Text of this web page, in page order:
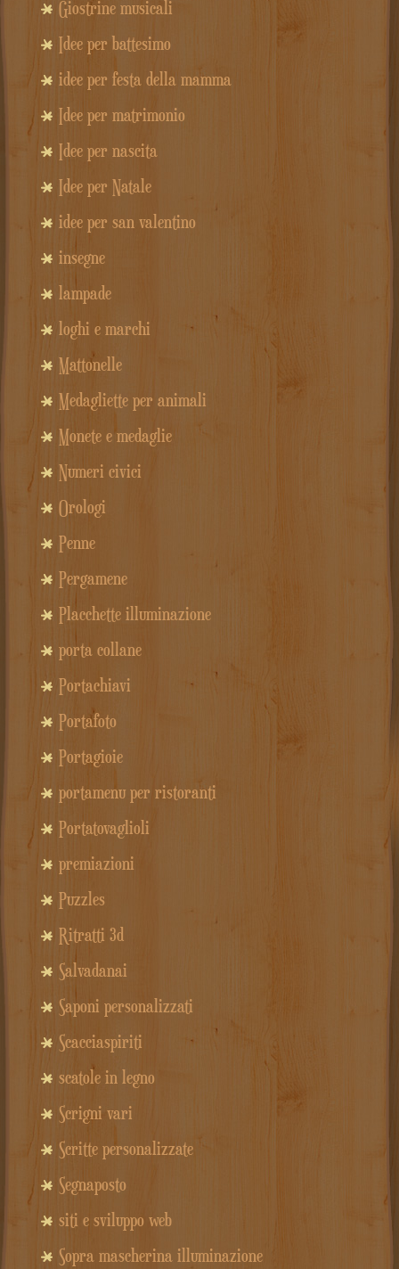
Giostrine musicali
Idee per battesimo
idee per festa della mamma
Idee per matrimonio
Idee per nascita
Idee per Natale
idee per san valentino
insegne
lampade
loghi e marchi
Mattonelle
Medagliette per animali
Monete e medaglie
Numeri civici
Orologi
Penne
Pergamene
Placchette illuminazione
porta collane
Portachiavi
Portafoto
Portagioie
portamenu per ristoranti
Portatovaglioli
premiazioni
Puzzles
Ritratti 3d
Salvadanai
Saponi personalizzati
Scacciaspiriti
scatole in legno
Scrigni vari
Scritte personalizzate
Segnaposto
siti e sviluppo web
Sopra mascherina illuminazione